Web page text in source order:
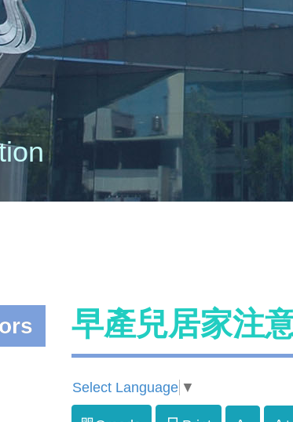
早產兒居家注
Select Language ▼